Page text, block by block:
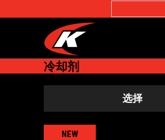
冷却剂
选择
NEW